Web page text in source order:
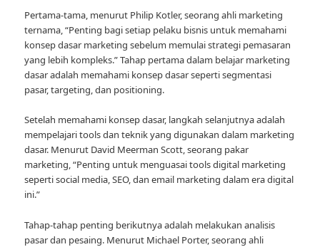
Pertama-tama, menurut Philip Kotler, seorang ahli marketing
ternama, “Penting bagi setiap pelaku bisnis untuk memahami
konsep dasar marketing sebelum memulai strategi pemasaran
yang lebih kompleks.” Tahap pertama dalam belajar marketing
dasar adalah memahami konsep dasar seperti segmentasi
pasar, targeting, dan positioning.
Setelah memahami konsep dasar, langkah selanjutnya adalah
mempelajari tools dan teknik yang digunakan dalam marketing
dasar. Menurut David Meerman Scott, seorang pakar
marketing, “Penting untuk menguasai tools digital marketing
seperti social media, SEO, dan email marketing dalam era digital
ini.”
Tahap-tahap penting berikutnya adalah melakukan analisis
pasar dan pesaing. Menurut Michael Porter, seorang ahli